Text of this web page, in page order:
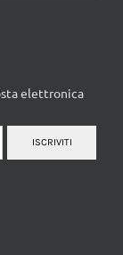
elettronica
ISCRIVITI